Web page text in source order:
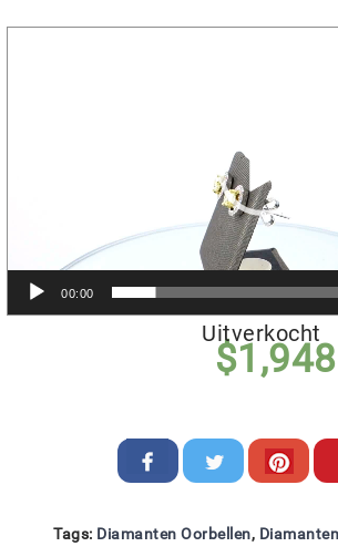
00:00
$1,948
Uitverkocht
Tags: Diamanten Oorbellen,